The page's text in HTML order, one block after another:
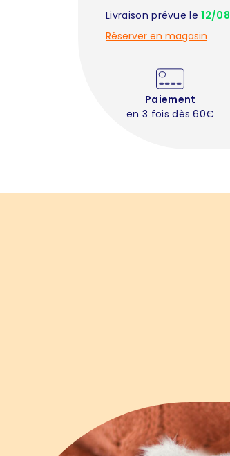
Livraison prévue le12/08
Réserver en magasin
Paiement
en 3 fois dès 60€